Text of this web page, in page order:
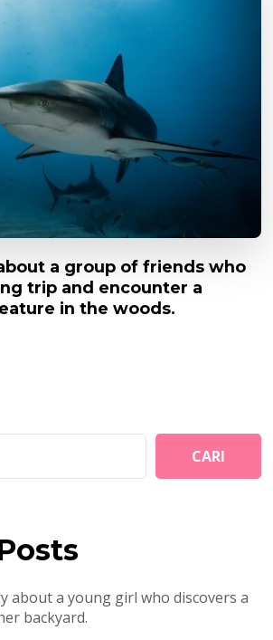
a group of friends who
trip and encounter a
in the woods.
CARI
about a young girl who discovers a
backyard.